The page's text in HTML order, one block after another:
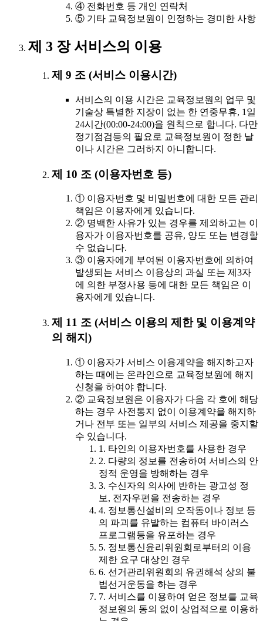
④ 전화번호 등 개인 연락처
⑤ 기타 교육정보원이 인정하는 경미한 사항
제 3 장 서비스의 이용
제 9 조 (서비스 이용시간)
서비스의 이용 시간은 교육정보원의 업무 및
기술상 특별한 지장이 없는 한 연중무휴, 1일
24시간(00:00-24:00)을 원칙으로 합니다. 다만
정기점검등의 필요로 교육정보원이 정한 날
이나 시간은 그러하지 아니합니다.
제 10 조 (이용자번호 등)
① 이용자번호 및 비밀번호에 대한 모든 관리
책임은 이용자에게 있습니다.
② 명백한 사유가 있는 경우를 제외하고는 이
용자가 이용자번호를 공유, 양도 또는 변경할
수 없습니다.
③ 이용자에게 부여된 이용자번호에 의하여
발생되는 서비스 이용상의 과실 또는 제3자
에 의한 부정사용 등에 대한 모든 책임은 이
용자에게 있습니다.
제 11 조 (서비스 이용의 제한 및 이용계약
의 해지)
① 이용자가 서비스 이용계약을 해지하고자
하는 때에는 온라인으로 교육정보원에 해지
신청을 하여야 합니다.
② 교육정보원은 이용자가 다음 각 호에 해당
하는 경우 사전통지 없이 이용계약을 해지하
거나 전부 또는 일부의 서비스 제공을 중지할
수 있습니다.
1. 타인의 이용자번호를 사용한 경우
2. 다량의 정보를 전송하여 서비스의 안
정적 운영을 방해하는 경우
3. 수신자의 의사에 반하는 광고성 정
보, 전자우편을 전송하는 경우
4. 정보통신설비의 오작동이나 정보 등
의 파괴를 유발하는 컴퓨터 바이러스
프로그램등을 유포하는 경우
5. 정보통신윤리위원회로부터의 이용
제한 요구 대상인 경우
6. 선거관리위원회의 유권해석 상의 불
법선거운동을 하는 경우
7. 서비스를 이용하여 얻은 정보를 교육
정보원의 동의 없이 상업적으로 이용하